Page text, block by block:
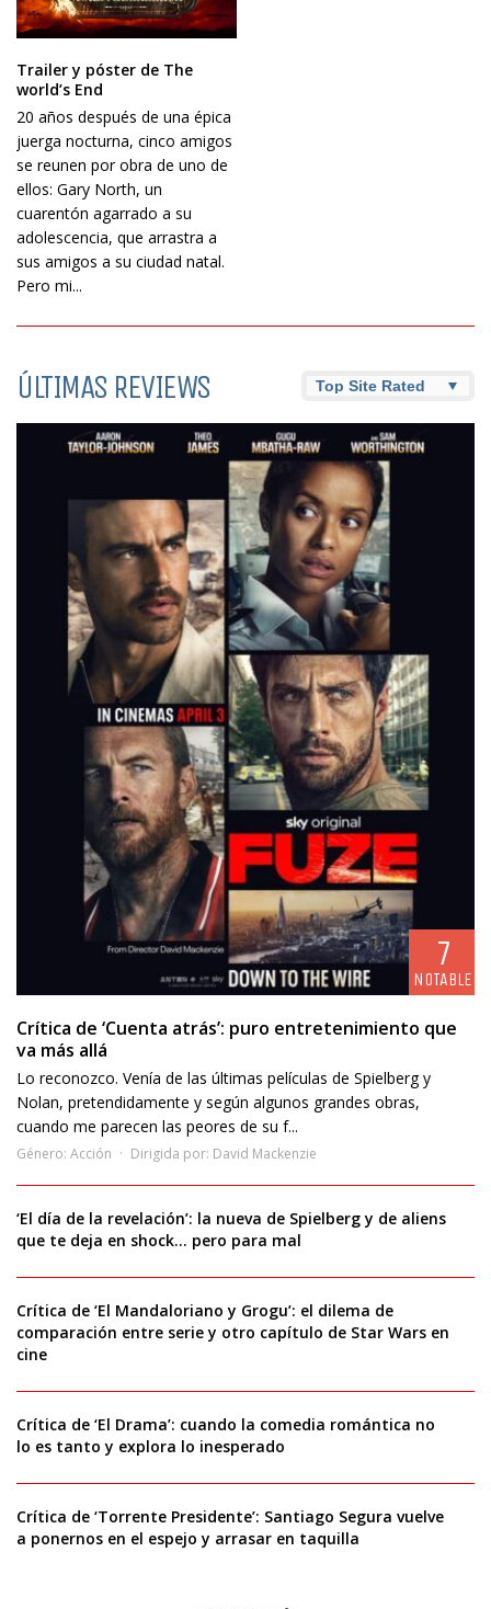
Trailer y póster de The
world’s End
20 años después de una épica
juerga nocturna, cinco amigos
se reunen por obra de uno de
ellos: Gary North, un
cuarentón agarrado a su
adolescencia, que arrastra a
sus amigos a su ciudad natal.
Pero mi...
ÚLTIMAS REVIEWS
7
NOTABLE
Crítica de ‘Cuenta atrás’: puro entretenimiento que
va más allá
Lo reconozco. Venía de las últimas películas de Spielberg y
Nolan, pretendidamente y según algunos grandes obras,
cuando me parecen las peores de su f...
Género: Acción Dirigida por: David Mackenzie
‘El día de la revelación’: la nueva de Spielberg y de aliens
que te deja en shock… pero para mal
Crítica de ‘El Mandaloriano y Grogu’: el dilema de
comparación entre serie y otro capítulo de Star Wars en
cine
Crítica de ‘El Drama’: cuando la comedia romántica no
lo es tanto y explora lo inesperado
Crítica de ‘Torrente Presidente’: Santiago Segura vuelve
a ponernos en el espejo y arrasar en taquilla